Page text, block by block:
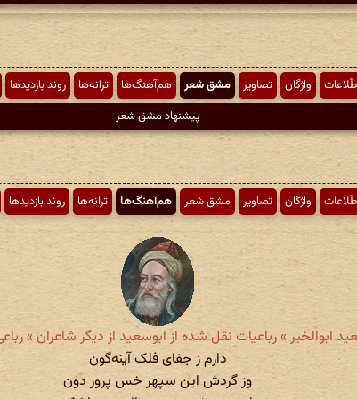
واژگان تصاویر مشق شعر هم‌آهنگ‌ها ترانه‌ها روند بازدیدها
پیشنهاد مشق شعر
واژگان تصاویر مشق شعر هم‌آهنگ‌ها ترانه‌ها روند بازدیدها
ابوالخیر » رباعیات نقل شده از ابوسعید از دیگر شاعران » رباعی
دارم ز جفای فلک آینه‌گون
وز گردش این سپهر خس پرور دون